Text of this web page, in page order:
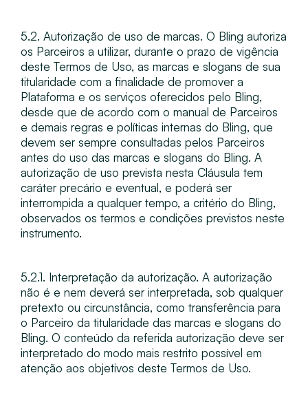
5.2. Autorização de uso de marcas​. O Bling autoriza
os Parceiros a utilizar, durante o prazo de vigência
deste Termos de Uso, as marcas e slogans de sua
titularidade com a finalidade de promover a
Plataforma e os serviços oferecidos pelo Bling,
desde que de acordo com o manual de Parceiros
e demais regras e políticas internas do Bling, que
devem ser sempre consultadas pelos Parceiros
antes do uso das marcas e slogans do Bling. A
autorização de uso prevista nesta Cláusula tem
caráter precário e eventual, e poderá ser
interrompida a qualquer tempo, a critério do Bling,
observados os termos e condições previstos neste
instrumento.
5.2.1. Interpretação da autorização​. A autorização
não é e nem deverá ser interpretada, sob qualquer
pretexto ou circunstância, como transferência para
o Parceiro da titularidade das marcas e slogans do
Bling. O conteúdo da referida autorização deve ser
interpretado do modo mais restrito possível em
atenção aos objetivos deste Termos de Uso.